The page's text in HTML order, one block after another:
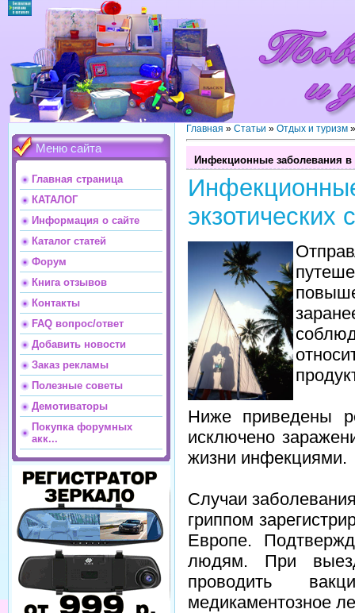
Меню сайта
Главная страница
КАТАЛОГ
Информация о сайте
Каталог статей
Форум
Книга отзывов
Контакты
FAQ вопрос/ответ
Добавить новости
Заказ рекламы
Полезные советы
Демотиваторы
Покупка форумных
акк...
Главная » Статьи » Отдых и туризм
Инфекционные заболевания в
экзотических
Ниже приведены
исключено
жизни инфекциями.
Случаи
гриппом
Европе.
людям. При
проводить
медикаментозное